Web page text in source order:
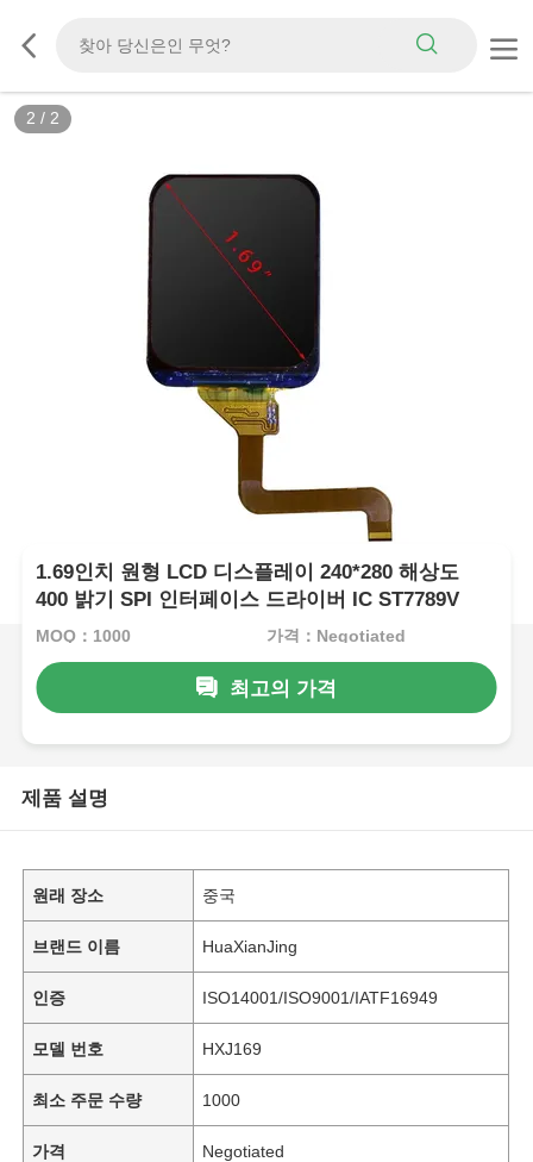
2 / 2
1.69인치 원형 LCD 디스플레이 240*280 해상도
400 밝기 SPI 인터페이스 드라이버 IC ST7789V
MOQ：1000 가격：Negotiated
최고의 가격
제품 설명
원래 장소 중국
브랜드 이름 HuaXianJing
인증 ISO14001/ISO9001/IATF16949
모델 번호 HXJ169
최소 주문 수량 1000
가격 Negotiated